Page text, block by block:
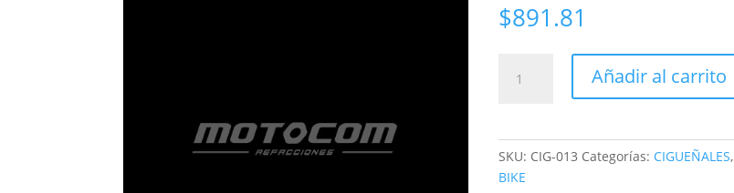
$891.81
COMPLETO
Añadir al carrito
SKU: CIG-013 Categorías: CIGUEÑALES,
BIKE